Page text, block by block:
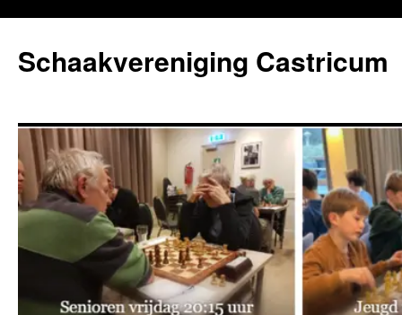
de
inhoud
Schaakvereniging Castricum